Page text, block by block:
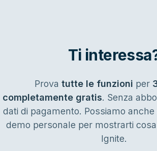
Ti
Prova tutte le funzioni per
completamente gratis. Senza
dati di pagamento. Possiamo anche
demo personale per mostrarti
Ignite.